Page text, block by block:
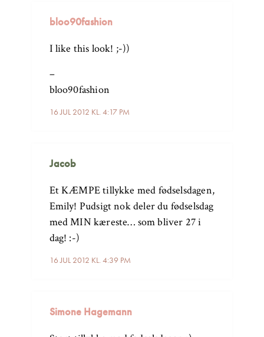
bloo90fashion
16 JUL 2012 KL. 4:17 PM
I like this look! ;-))
–
bloo90fashion
Jacob
16 JUL 2012 KL. 4:39 PM
Et KÆMPE tillykke med fødselsdagen,
Emily! Pudsigt nok deler du fødselsdag
med MIN kæreste… som bliver 27 i
dag! :-)
Simone Hagemann